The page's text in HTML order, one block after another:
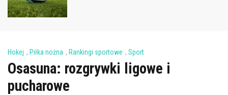
Hokej , Piłka nożna , Rankingi sportowe , Sport
Osasuna: rozgrywki ligowe i
pucharowe